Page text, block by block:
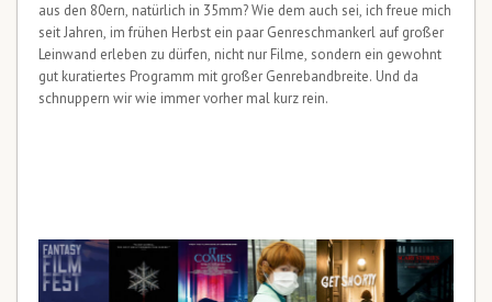
aus den 80ern, natürlich in 35mm? Wie dem auch sei, ich freue mich
seit Jahren, im frühen Herbst ein paar Genreschmankerl auf großer
Leinwand erleben zu dürfen, nicht nur Filme, sondern ein gewohnt
gut kuratiertes Programm mit großer Genrebandbreite. Und da
schnuppern wir wie immer vorher mal kurz rein.